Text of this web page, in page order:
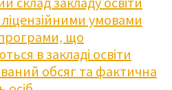
ліцензійними умовами
програми, що
в закладі освіти
обсяг та фактична